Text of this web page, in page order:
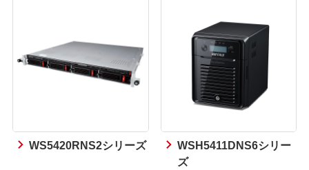
WS5420RNS2シリーズ
WSH5411DNS6シリー
ズ